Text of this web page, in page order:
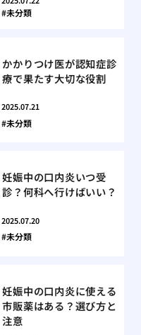
未分類
かかりつけ医が認知症診
療で果たす大切な役割
2025.07.21
未分類
妊娠中の口内炎いつ受
診？何科へ行けばいい？
2025.07.20
未分類
妊娠中の口内炎に使える
市販薬はある？選び方と
注意